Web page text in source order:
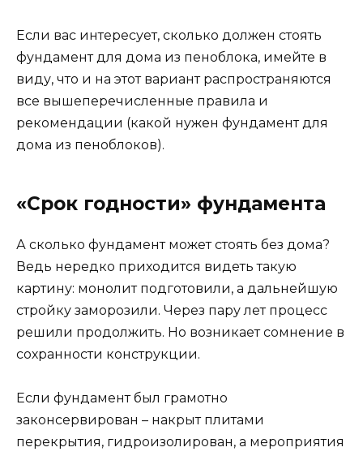
Если вас интересует, сколько должен стоять
фундамент для дома из пеноблока, имейте в
виду, что и на этот вариант распространяются
все вышеперечисленные правила и
рекомендации (какой нужен фундамент для
дома из пеноблоков).
«Срок годности» фундамента
А сколько фундамент может стоять без дома?
Ведь нередко приходится видеть такую
картину: монолит подготовили, а дальнейшую
стройку заморозили. Через пару лет процесс
решили продолжить. Но возникает сомнение в
сохранности конструкции.
Если фундамент был грамотно
законсервирован – накрыт плитами
перекрытия, гидроизолирован, а мероприятия